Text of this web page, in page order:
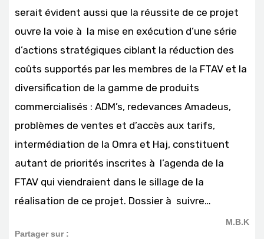
serait évident aussi que la réussite de ce projet
ouvre la voie à la mise en exécution d’une série
d’actions stratégiques ciblant la réduction des
coûts supportés par les membres de la FTAV et la
diversification de la gamme de produits
commercialisés : ADM’s, redevances Amadeus,
problèmes de ventes et d’accès aux tarifs,
intermédiation de la Omra et Haj, constituent
autant de priorités inscrites à l’agenda de la
FTAV qui viendraient dans le sillage de la
réalisation de ce projet. Dossier à suivre…
M.B.K
Partager sur :